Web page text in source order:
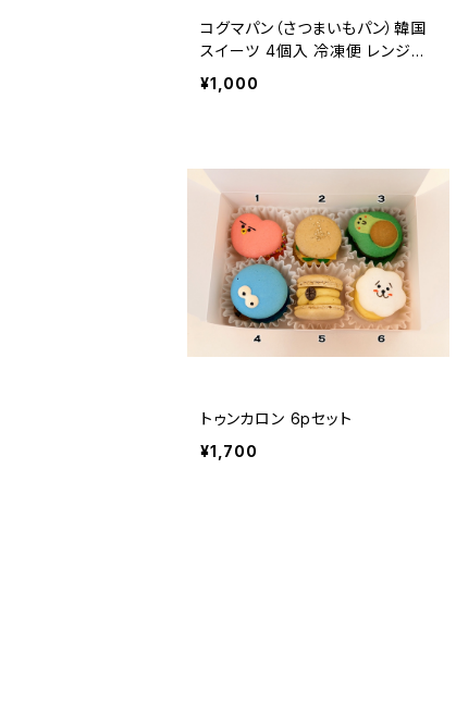
コグマパン（さつまいもパン）韓国
スイーツ 4個入 冷凍便 レンジで
チン ギフト
¥1,000
トゥンカロン 6pセット
¥1,700